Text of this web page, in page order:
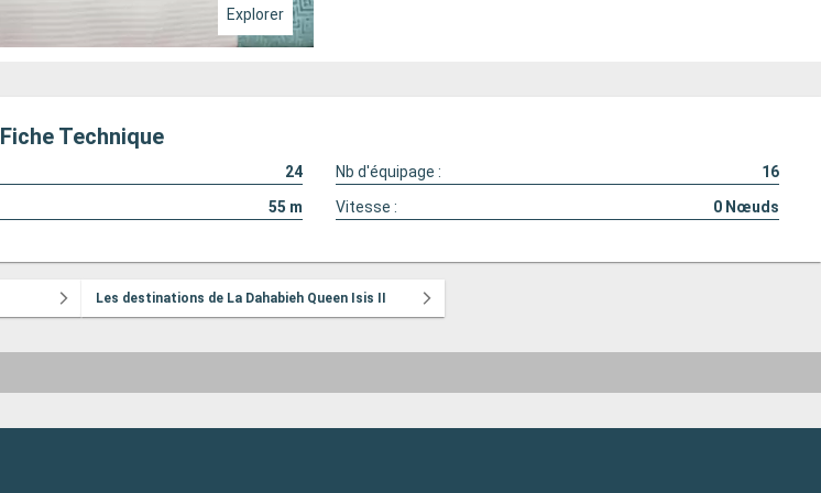
Explorer
Fiche Technique
24 Nb d'équipage :
16
55 m Vitesse : 0 Nœuds
Les destinations de La Dahabieh Queen Isis II